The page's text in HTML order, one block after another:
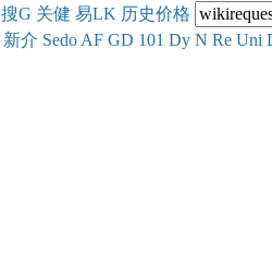
搜G 关健 易LK 历史价格
新介 Sedo AF GD 101 Dy N Re Uni